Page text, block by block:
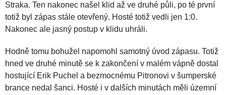
Straka. Ten nakonec našel klid až ve druhé půli, po té první
totiž byl zápas stále otevřený. Hosté totiž vedli jen 1:0.
Nakonec ale jasný postup v klidu uhráli.
Hodně tomu bohužel napomohl samotný úvod zápasu. Totiž
hned ve druhé minutě se k zakončení v malém vápně dostal
hostující Erik Puchel a bezmocnému Pitronovi v šumperské
brance nedal šanci. Hosté i v dalších minutách měli územní